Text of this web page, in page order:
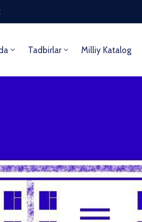
Tadbirlar Milliy Katalog